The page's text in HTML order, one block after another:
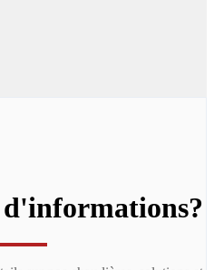
d'informations?